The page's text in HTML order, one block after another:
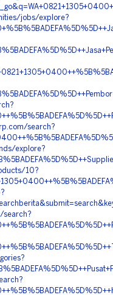
jobs/explore?
search?
explore?
10?
search?